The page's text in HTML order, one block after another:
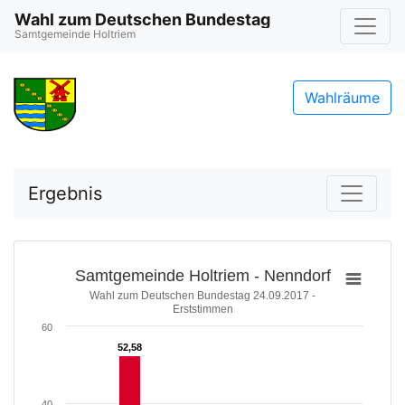
Wahl zum Deutschen Bundestag
Samtgemeinde Holtriem
Wahlräume
Ergebnis
Samtgemeinde Holtriem - Nenndorf
Wahl zum Deutschen Bundestag 24.09.2017 -
Erststimmen
52,58
52,58
60